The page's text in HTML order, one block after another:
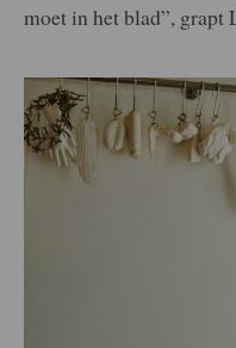
moet in het blad”, grapt